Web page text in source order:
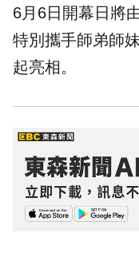
6月6日開幕日將
特別攜手師弟師
起亮相。